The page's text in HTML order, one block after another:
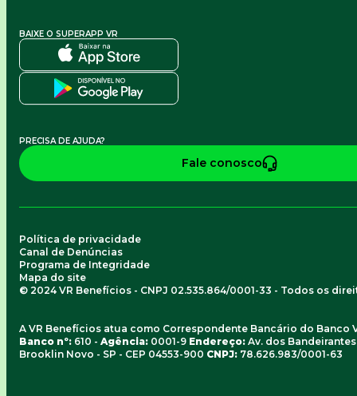
BAIXE O SUPERAPP VR
PRECISA DE AJUDA?
Fale conosco
© 2024 VR Benefícios - CNPJ 02.535.864/0001-33 - Todos os
Política de privacidade
Canal de Denúncias
Programa de Integridade
Mapa do site
A VR Benefícios atua como Correspondente Bancário do Banco
Banco nº: 610 - Agência: 0001-9 Endereço: Av. dos
Brooklin Novo - SP - CEP 04553-900 CNPJ: 78.626.983/0001-63